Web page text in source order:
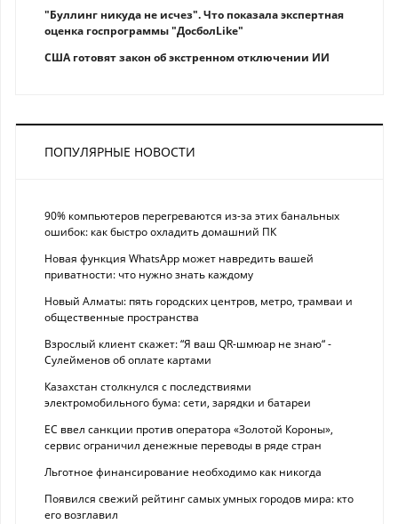
"Буллинг никуда не исчез". Что показала экспертная
оценка госпрограммы "ДосболLike"
США готовят закон об экстренном отключении ИИ
ПОПУЛЯРНЫЕ НОВОСТИ
90% компьютеров перегреваются из-за этих банальных
ошибок: как быстро охладить домашний ПК
Новая функция WhatsApp может навредить вашей
приватности: что нужно знать каждому
Новый Алматы: пять городских центров, метро, трамваи и
общественные пространства
Взрослый клиент скажет: “Я ваш QR-шмюар не знаю“ -
Сулейменов об оплате картами
Казахстан столкнулся с последствиями
электромобильного бума: сети, зарядки и батареи
ЕС ввел санкции против оператора «Золотой Короны»,
сервис ограничил денежные переводы в ряде стран
Льготное финансирование необходимо как никогда
Появился свежий рейтинг самых умных городов мира: кто
его возглавил